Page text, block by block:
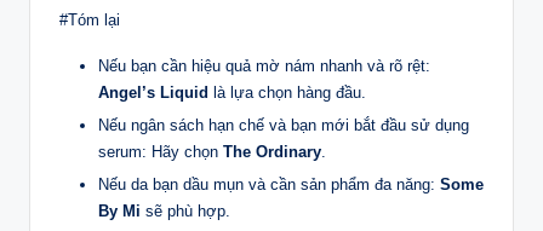
#Tóm lại
Nếu bạn cần hiệu quả mờ nám nhanh và rõ rệt:
Angel’s Liquid là lựa chọn hàng đầu.
Nếu ngân sách hạn chế và bạn mới bắt đầu sử dụng
serum: Hãy chọn The Ordinary
Nếu da bạn dầu mụn và cần sản phẩm đa năng: Some
By Mi sẽ phù hợp.